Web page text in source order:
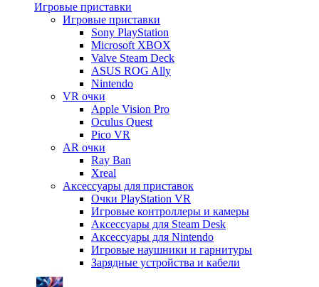
Игровые приставки
Игровые приставки
Sony PlayStation
Microsoft XBOX
Valve Steam Deck
ASUS ROG Ally
Nintendo
VR очки
Apple Vision Pro
Oculus Quest
Pico VR
AR очки
Ray Ban
Xreal
Аксессуары для приставок
Очки PlayStation VR
Игровые контроллеры и камеры
Аксессуары для Steam Desk
Аксессуары для Nintendo
Игровые наушники и гарнитуры
Зарядные устройства и кабели